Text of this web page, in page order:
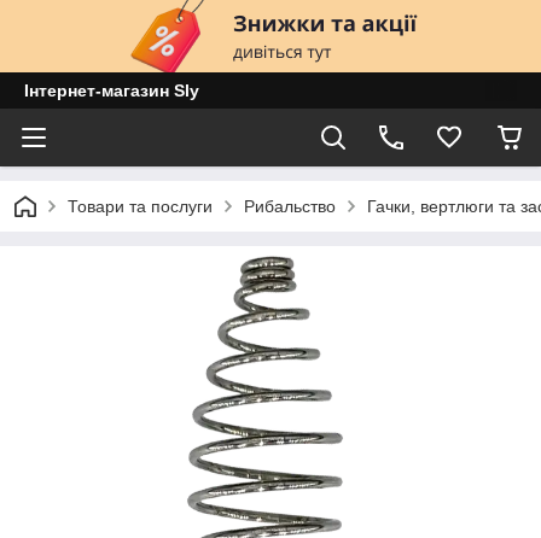
Інтернет-магазин Sly
Товари та послуги Рибальство Гачки, вертлюги та